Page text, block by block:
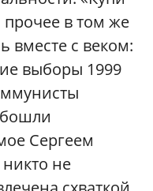
прочее в том же
вместе с веком:
выборы 1999
Сергеем
не